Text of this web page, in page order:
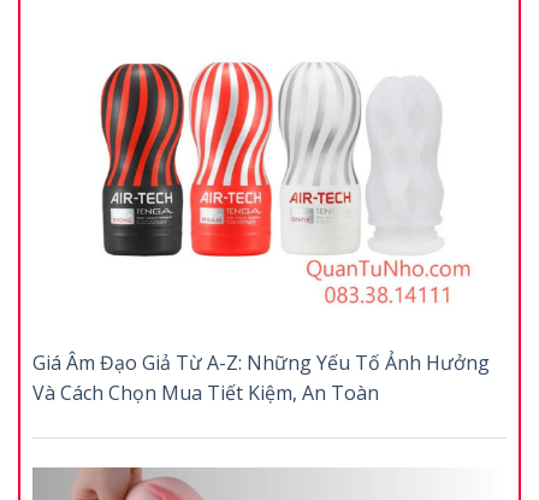
Giá Âm Đạo Giả Từ A-Z: Những Yếu Tố Ảnh Hưởng
Và Cách Chọn Mua Tiết Kiệm, An Toàn